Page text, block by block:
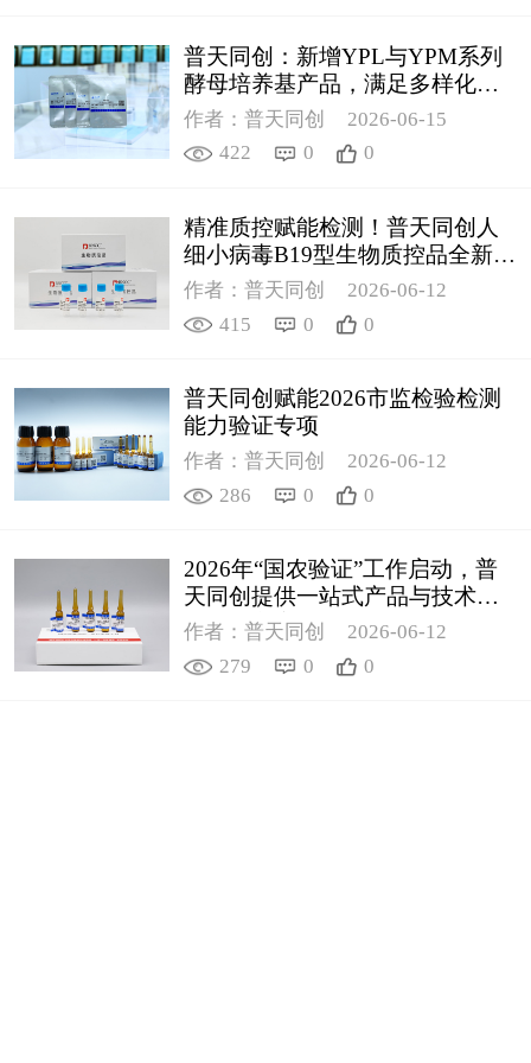
普天同创：新增YPL与YPM系列
酵母培养基产品，满足多样化科
研需求
作者：普天同创
2026-06-15
422
0 0
精准质控赋能检测！普天同创人
细小病毒B19型生物质控品全新上
线
作者：普天同创
2026-06-12
415
0 0
普天同创赋能2026市监检验检测
能力验证专项
作者：普天同创
2026-06-12
286
0 0
2026年“国农验证”工作启动，普
天同创提供一站式产品与技术支
撑解决方案
作者：普天同创
2026-06-12
279
0 0